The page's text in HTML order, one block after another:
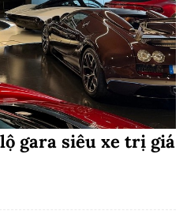
gara siêu xe trị giá